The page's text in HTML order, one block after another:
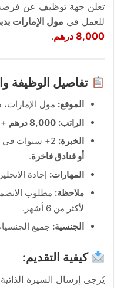
تعلن جهة توظيف عن
للعمل في مول الإمارات
8,000 درهم
.
تفاصيل الوظيفة
الموقع: مول الإمارات،
الراتب: 8,000 درهم
الخبرة:
أو فنادق فاخرة.
المهارات: إجادة
ملاحظة: مطلوب
لأكثر من 6 أشهر.
الجنسية: جميع
كيفية التقديم:
يُرجى إرسال السيرة الذاتية